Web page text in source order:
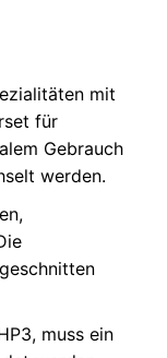
mit
für
Gebrauch
werden.
muss ein